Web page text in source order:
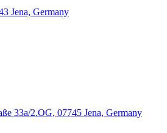
Jena, Germany
33a/2.OG, 07745 Jena, Germany